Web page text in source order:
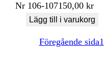
Nr 106-107150,00kr
Lägg till i varukorg
Föregående sida1